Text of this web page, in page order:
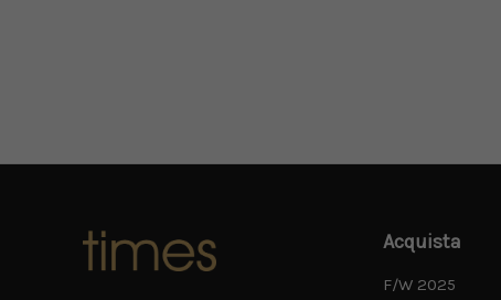
Acquista
F/W 2025